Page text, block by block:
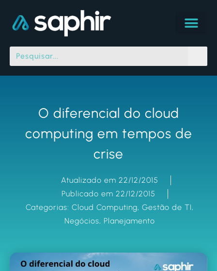
O diferencial do cloud
computing em tempos de
crise
Atualizado em 22/12/2015
Publicado em 22/12/2015
Categorias: Cloud Computing, Gestão de TI,
Negócios, Planejamento